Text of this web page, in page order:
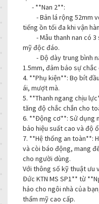
- **Nan 2**:
- Bản lá rộng 52mm
tiếng ồn tối đa khi vận
- Mẫu thanh nan có 3
mỹ độc đáo.
- Độ dày trung bình
1.5mm, đảm bảo sự chắc
4. **Phụ kiện**: Bọ bít
ái, mượt mà.
5. **Thanh ngang chịu
tăng độ chắc chắn cho
6. **Động cơ**: Sử dụng
bảo hiệu suất cao và độ
7. **Hệ thống an toàn**:
và còi báo động, mang
cho người dùng.
Với thông số kỹ thuật ưu
Đức KTN MS SP1** từ
hảo cho ngôi nhà của
thẩm mỹ cao cấp.